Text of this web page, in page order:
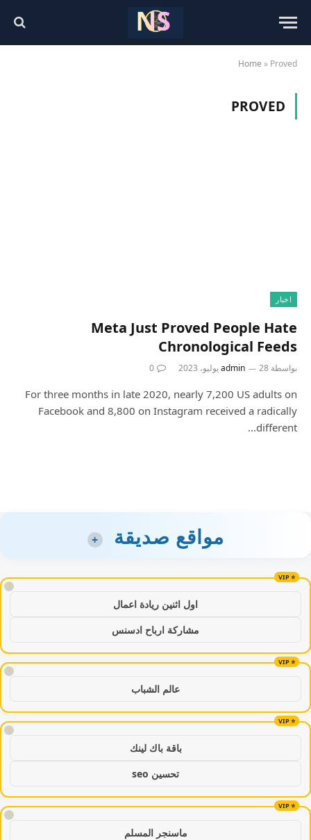
Home » Proved
PROVED
اخبار
Meta Just Proved People Hate
Chronological Feeds
بواسطة admin 28 يوليو، 2023 0
For three months in late 2020, nearly 7,200 US adults on
Facebook and 8,800 on Instagram received a radically
different…
مواقع صديقة +
!
اول اثنين ريادة اعمال
مشاركة ارباح ادسنس
!
عالم الشباب
!
باقة باك لينك
تحسين seo
!
ماسنجر المسلم